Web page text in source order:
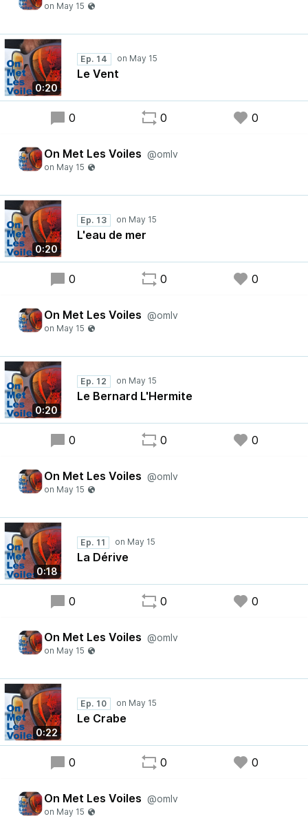
0:20
Ep. 14
Le Vent
0 0 0
On Met Les Voiles @omlv
0:20
Ep. 13
L'eau de mer
0 0 0
On Met Les Voiles @omlv
0:20
Ep. 12
Le Bernard L'Hermite
0 0 0
On Met Les Voiles @omlv
0:18
Ep. 11
La Dérive
0 0 0
On Met Les Voiles @omlv
0:22
Ep. 10
Le Crabe
0 0 0
On Met Les Voiles @omlv